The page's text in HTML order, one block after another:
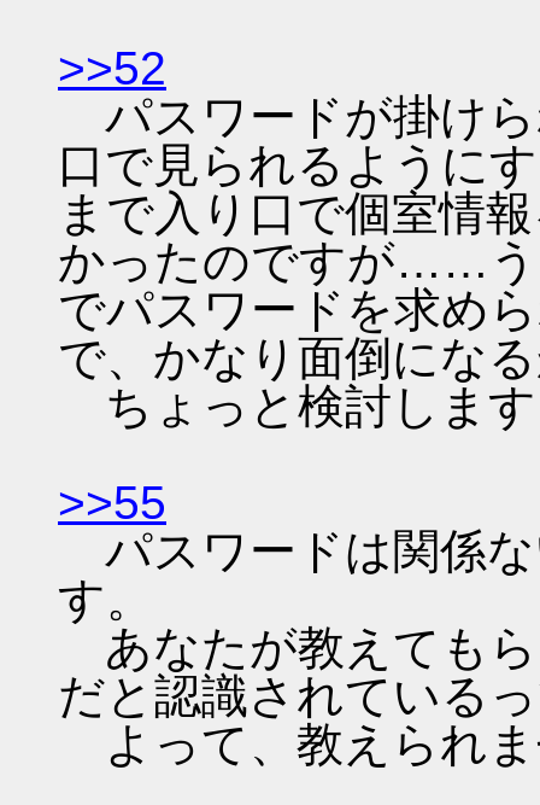
>>52
パスワードが掛け
口で見られるように
まで入り口で個室情
かったのですが……う
でパスワードを求め
で、かなり面倒にな
ちょっと検討しま
>>55
パスワードは関係
す。
あなたが教えても
だと認識されている
よって、教えられ